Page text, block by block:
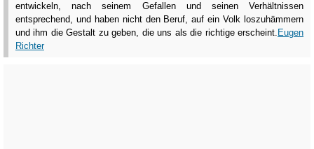
entwickeln, nach seinem Gefallen und seinen Verhältnissen
entsprechend, und haben nicht den Beruf, auf ein Volk loszuhämmern
und ihm die Gestalt zu geben, die uns als die richtige erscheint. Eugen
Richter